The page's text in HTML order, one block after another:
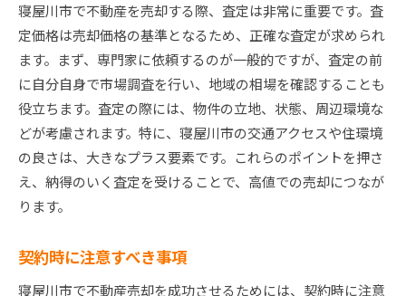
寝屋川市で不動産を売却する際、査定は非常に重要です。査
定価格は売却価格の基準となるため、正確な査定が求められ
ます。まず、専門家に依頼するのが一般的ですが、査定の前
に自分自身で市場調査を行い、地域の相場を確認することも
役立ちます。査定の際には、物件の立地、状態、周辺環境な
どが考慮されます。特に、寝屋川市の交通アクセスや住環境
の良さは、大きなプラス要素です。これらのポイントを押さ
え、納得のいく査定を受けることで、高値での売却につなが
ります。
契約時に注意すべき事項
寝屋川市で不動産売却を成功させるためには、契約時に注意